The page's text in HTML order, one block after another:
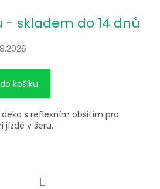
- skladem do 14 dnů
košíku
s reflexním obšitím pro
jízdě v šeru.